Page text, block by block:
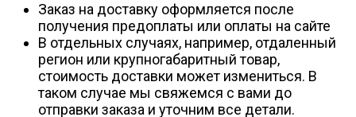
Заказ на доставку оформляется после
получения предоплаты или оплаты на сайте
В отдельных случаях, например, отдаленный
регион или крупногабаритный товар,
стоимость доставки может измениться. В
таком случае мы свяжемся с вами до
отправки заказа и уточним все детали.